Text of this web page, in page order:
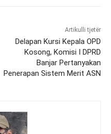
Artikulli tjetër
Delapan Kursi Kepala OPD
Kosong, Komisi I DPRD
Banjar Pertanyakan
Penerapan Sistem Merit ASN